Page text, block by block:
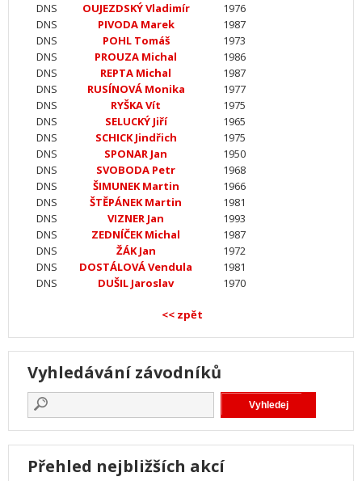
DNS
OUJEZDSKÝ Vladimír
1976
DNS
PIVODA Marek
1987
DNS
POHL Tomáš
1973
DNS
PROUZA Michal
1986
DNS
REPTA Michal
1987
DNS
RUSÍNOVÁ Monika
1977
DNS
RYŠKA Vít
1975
DNS
SELUCKÝ Jiří
1965
DNS
SCHICK Jindřich
1975
DNS
SPONAR Jan
1950
DNS
SVOBODA Petr
1968
DNS
ŠIMUNEK Martin
1966
DNS
ŠTĚPÁNEK Martin
1981
DNS
VIZNER Jan
1993
DNS
ZEDNÍČEK Michal
1987
DNS
ŽÁK Jan
1972
DNS
DOSTÁLOVÁ Vendula
1981
DNS
DUŠIL Jaroslav 1970
<< zpět
Vyhledávání závodníků
Přehled nejbližších akcí